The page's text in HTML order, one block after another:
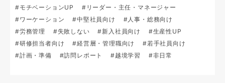
#モチベーションUP
#リーダー・主任・マネージャー
#ワーケーション
#中堅社員向け
#人事・総務向け
#労務管理
#失敗しない #新入社員向け
#生産性UP
#研修担当者向け
#経営層・管理職向け
#若手社員向け
#計画・準備
#訪問レポート #越境学習 #非日常